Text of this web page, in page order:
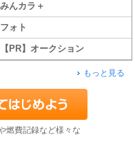
みんカラ＋
フォト
【PR】オークション
もっと見る
燃費記録など様々な